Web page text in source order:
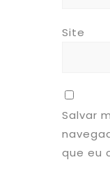
Site
Salvar
que eu